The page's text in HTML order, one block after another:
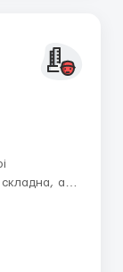
але
готовими